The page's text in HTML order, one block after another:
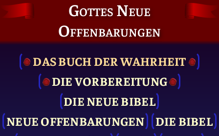
Gottes Neue
Offenbarungen
DAS BUCH DER WAHRHEIT
DIE VOR­BEREITUNG
DIE NEUE BIBEL
NEUE OFFENBARUNGEN
DIE BIBEL